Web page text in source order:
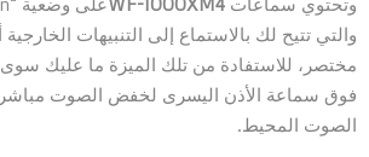
والتي تتيح لك بالاستماع إلى التنبيهات
مختصر، للاستفادة من تلك الميزة ما عليك
فوق سماعة الأذن اليسرى لخفض الصوت
الصوت المحيط.